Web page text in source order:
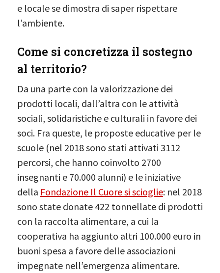
e locale se dimostra di saper rispettare
l’ambiente.
Come si concretizza il sostegno
al territorio?
Da una parte con la valorizzazione dei
prodotti locali, dall’altra con le attività
sociali, solidaristiche e culturali in favore dei
soci. Fra queste, le proposte educative per le
scuole (nel 2018 sono stati attivati 3112
percorsi, che hanno coinvolto 2700
insegnanti e 70.000 alunni) e le iniziative
della Fondazione Il Cuore si scioglie: nel 2018
sono state donate 422 tonnellate di prodotti
con la raccolta alimentare, a cui la
cooperativa ha aggiunto altri 100.000 euro in
buoni spesa a favore delle associazioni
impegnate nell’emergenza alimentare.